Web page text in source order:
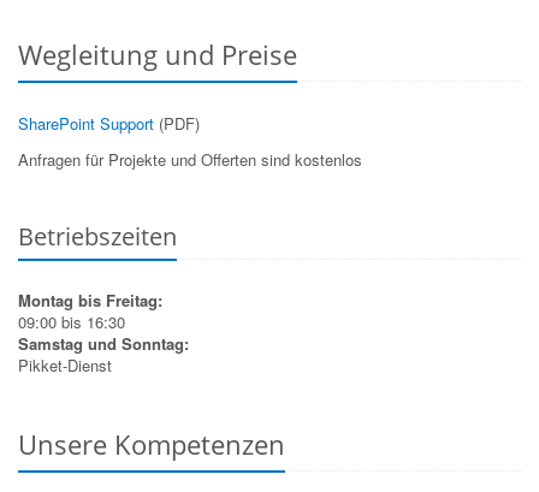
Wegleitung und Preise
SharePoint Support (PDF)
Anfragen für Projekte und Offerten sind kostenlos
Betriebszeiten
Montag bis Freitag:
09:00 bis 16:30
Samstag und Sonntag:
Pikket-Dienst
Unsere Kompetenzen